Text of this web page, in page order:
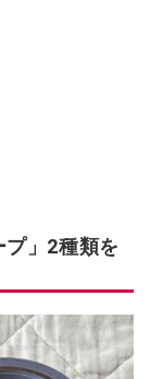
」2種類を